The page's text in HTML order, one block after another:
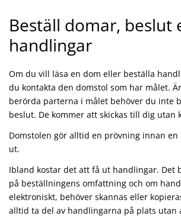
Beställ domar, beslut
handlingar
Om du vill läsa en dom eller beställa
du kontakta den domstol som har målet.
berörda parterna i målet behöver du inte
beslut. De kommer att skickas till dig utan
Domstolen gör alltid en prövning innan
ut.
Ibland kostar det att få ut handlingar. Det
på beställningens omfattning och om
elektroniskt, behöver skannas eller
alltid ta del av handlingarna på plats utan